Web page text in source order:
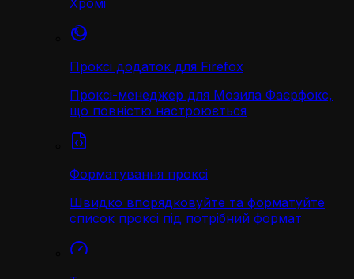
Хромі
Проксі додаток для Firefox
Проксі-менеджер для Мозила Фаєрфокс,
що повністю настроюється
Форматування проксі
Швидко впорядковуйте та форматуйте
список проксі під потрібний формат